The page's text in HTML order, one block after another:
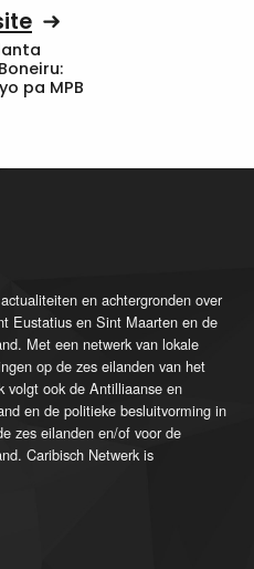
pa MPB
en achtergronden over
Eustatius en Sint Maarten en de
Met een netwerk van lokale
op de zes eilanden van het
volgt ook de Antilliaanse en
en de politieke besluitvorming in
zes eilanden en/of voor de
Caribisch Netwerk is